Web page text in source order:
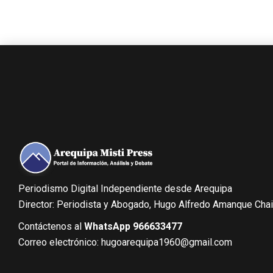
Periodismo Digital Independiente desde Arequipa
Director: Periodista y Abogado, Hugo Alfredo Amanque
Contáctenos al WhatsApp 966633477
Correo electrónico: hugoarequipa1960@gmail.com